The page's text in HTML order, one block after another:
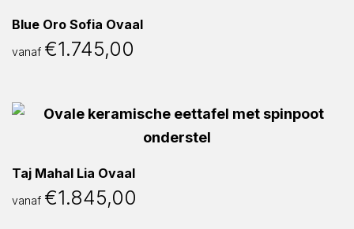
Blue Oro Sofia Ovaal
vanaf €1.745,00
Taj Mahal Lia Ovaal
vanaf €1.845,00